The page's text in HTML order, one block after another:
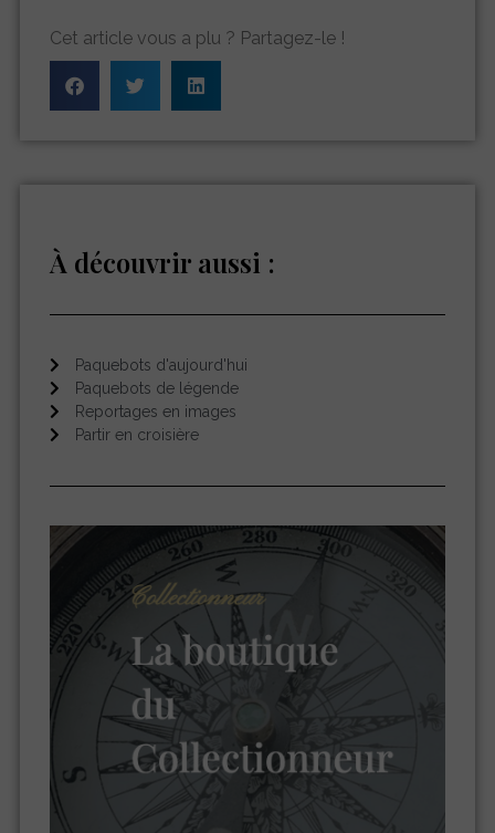
Cet article vous a plu ? Partagez-le !
À découvrir aussi :
Paquebots d'aujourd'hui
Paquebots de légende
Reportages en images
Partir en croisière